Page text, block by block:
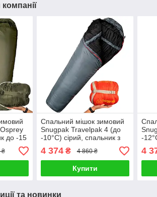
до -15
₴
Спальний мішок зимовий
Snugpak Travelpak 4 (до
-10°С) сірий, спальник з
москітною сіткою
4 374₴ 4 860 ₴
Купити
-
4
та новинки